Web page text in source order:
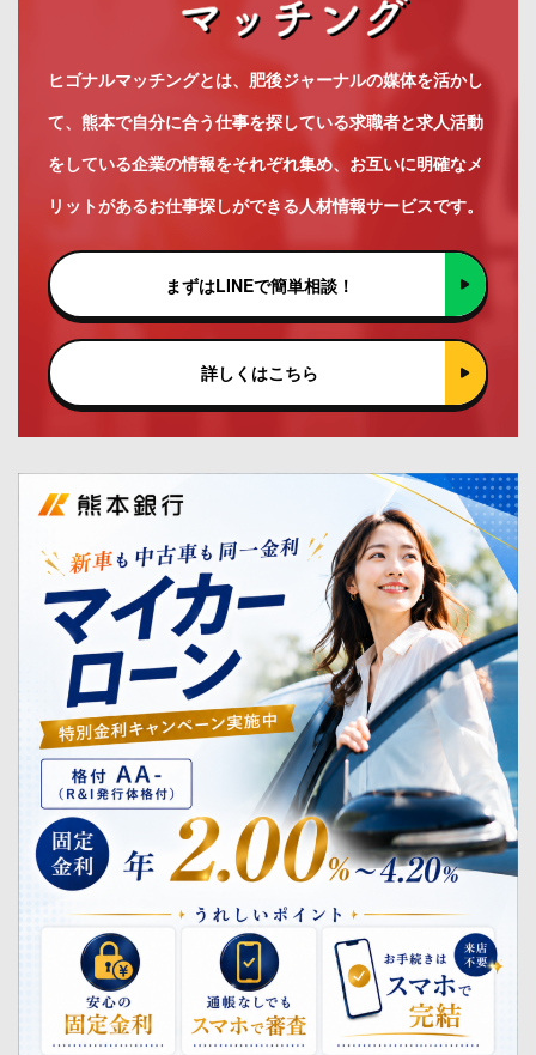
ヒゴナルマッチングとは、肥後ジャーナルの媒体を活かし
て、熊本で自分に合う仕事を探している求職者と求人活動
をしている企業の情報をそれぞれ集め、お互いに明確なメ
リットがあるお仕事探しができる人材情報サービスです。
まずはLINEで簡単相談！
詳しくはこちら